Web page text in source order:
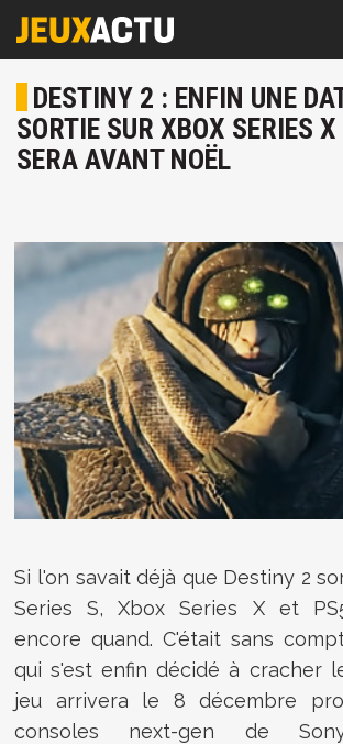
DESTINY 2 : ENFIN UNE
SORTIE SUR XBOX SERIES
SERA AVANT NOËL
Si l'on savait déjà que Destiny 2
Series S, Xbox Series X et
encore quand. C'était sans
qui s'est enfin décidé à cracher
jeu arrivera le 8 décembre
consoles next-gen de